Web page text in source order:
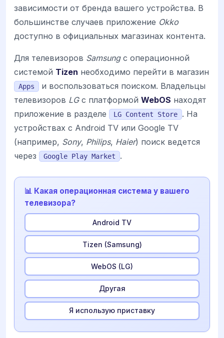
зависимости от бренда вашего устройства. В
большинстве случаев приложение Okko
доступно в официальных магазинах контента.
Для телевизоров Samsungс операционной
системой Tizen необходимо перейти в магазин
Apps
и воспользоваться поиском. Владельцы
телевизоров LGс платформой WebOS находят
приложение в разделе
LG Content Store
. На
устройствах с Android TV или Google TV
(например, Sony, Philips, Haier) поиск ведется
через
Google Play Market .
📊 Какая операционная система у вашего
телевизора?
Android TV
Tizen (Samsung)
WebOS (LG)
Другая
Я использую приставку